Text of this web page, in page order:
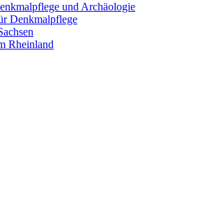
und Archäologie
Denkmalpflege
Rheinland